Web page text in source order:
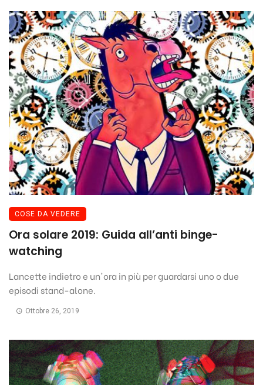
COSE DA VEDERE
Ora solare 2019: Guida all’anti binge-
watching
Lancette indietro e un'ora in più per guardarsi uno o due
episodi stand-alone.
Ottobre 26, 2019